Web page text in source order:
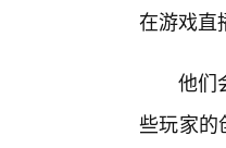
在游戏直
他们
些玩家的